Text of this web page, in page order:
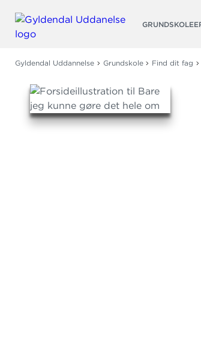
GRUNDSKOLE
Gyldendal Uddannelse Grundskole Find dit fag